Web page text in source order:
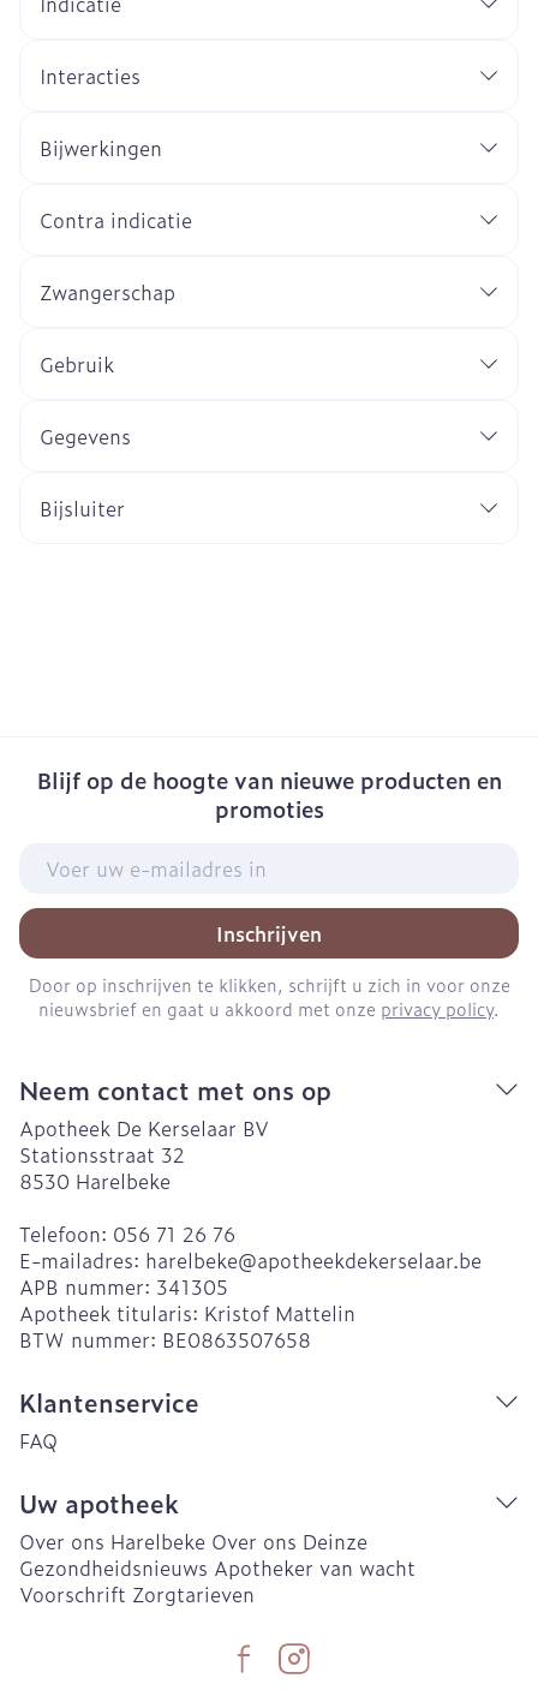
Interacties
Bijwerkingen
Contra indicatie
Zwangerschap
Gebruik
Gegevens
Bijsluiter
Blijf op de hoogte van nieuwe producten en
promoties
Inschrijven
Door op inschrijven te klikken, schrijft u zich in voor onze
nieuwsbrief en gaat u akkoord met onze privacy policy.
Neem contact met ons op
Apotheek De Kerselaar BV
Stationsstraat 32
8530 Harelbeke
Telefoon: 056 71 26 76
E-mailadres: harelbeke@apotheekdekerselaar.be
APB nummer: 341305
Apotheek titularis: Kristof Mattelin
BTW nummer: BE0863507658
Klantenservice
FAQ
Uw apotheek
Over ons Harelbeke Over ons Deinze
Gezondheidsnieuws Apotheker van wacht
Voorschrift Zorgtarieven